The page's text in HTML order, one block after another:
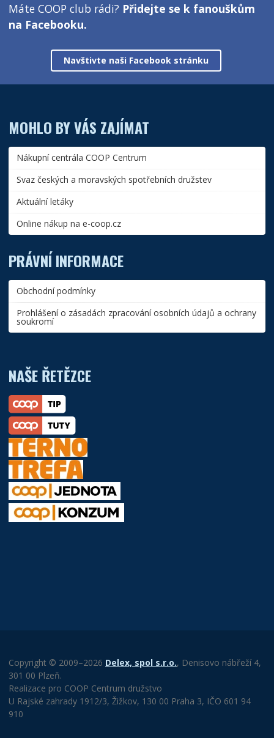
Máte COOP club rádi? Přidejte se k fanouškům
na Facebooku.
Navštivte naši Facebook stránku
MOHLO BY VÁS ZAJÍMAT
Nákupní centrála COOP Centrum
Svaz českých a moravských spotřebních družstev
Aktuální letáky
Online nákup na e-coop.cz
PRÁVNÍ INFORMACE
Obchodní podmínky
Prohlášení o zásadách zpracování osobních údajů a ochrany
soukromí
NAŠE ŘETĚZCE
Copyright © 2009–2026 Delex, spol s.r.o., Denisovo nábřeží 4,
301 00 Plzeň.
Realizace pro COOP Centrum družstvo
U Rajské zahrady 1912/3, Žižkov, 130 00 Praha 3, IČO 601 94
910